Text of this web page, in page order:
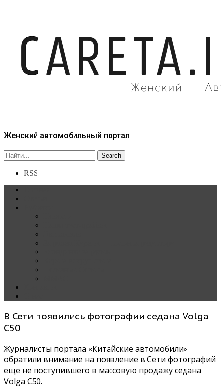
Женский автомобильный портал
RSS
В Сети появились фотографии седана Volga
C50
Журналисты портала «Китайские автомобили»
обратили внимание на появление в Сети фотографий
еще не поступившего в массовую продажу седана
Volga C50.